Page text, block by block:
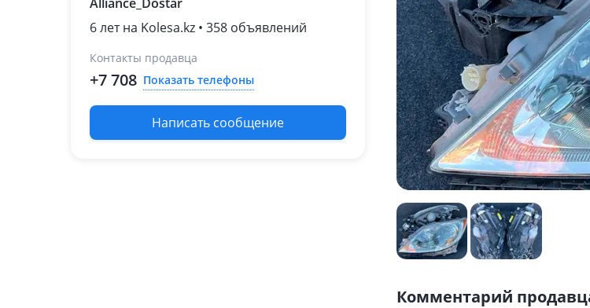
6 лет на Kolesa.kz • 358 объявлений
Контакты продавца
+7 708 Показать телефоны
Написать сообщение
Комментарий